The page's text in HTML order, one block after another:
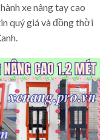
xe nâng tay cao
quý giá và đồng thời